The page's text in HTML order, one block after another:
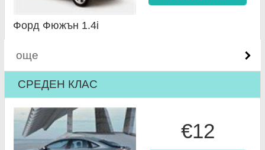
Форд Фюжън 1.4i
още
СРЕДЕН КЛАС
€12